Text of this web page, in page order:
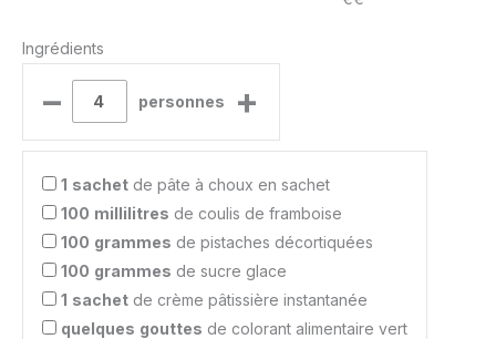
Ingrédients
– personnes +
1 sachet de pâte à choux en sachet
100 millilitres de coulis de framboise
100 grammes de pistaches décortiquées
100 grammes de sucre glace
1 sachet de crème pâtissière instantanée
quelques gouttes de colorant alimentaire vert